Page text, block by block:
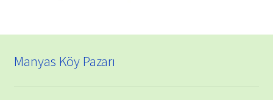
Manyas Köy Pazarı